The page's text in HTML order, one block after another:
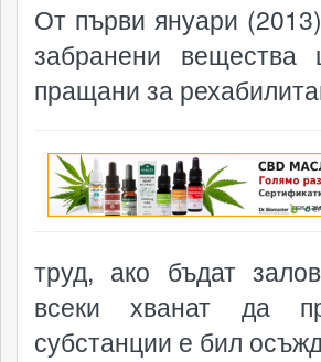
От първи януари
забранени вещества
пращани за
труд, ако бъдат
всеки хванат да
субстанции е бил